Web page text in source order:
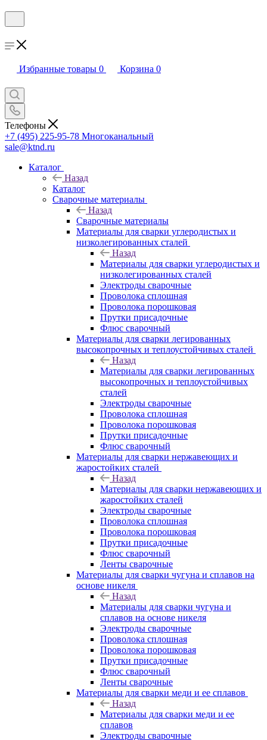
Избранные товары 0 Корзина 0
Телефоны
+7 (495) 225-95-78 Многоканальный
sale@ktnd.ru
Каталог
Назад
Каталог
Сварочные материалы
Назад
Сварочные материалы
Материалы для сварки углеродистых и
низколегированных сталей
Назад
Материалы для сварки углеродистых и
низколегированных сталей
Электроды сварочные
Проволока сплошная
Проволока порошковая
Прутки присадочные
Флюс сварочный
Материалы для сварки легированных
высокопрочных и теплоустойчивых сталей
Назад
Материалы для сварки легированных
высокопрочных и теплоустойчивых
сталей
Электроды сварочные
Проволока сплошная
Проволока порошковая
Прутки присадочные
Флюс сварочный
Материалы для сварки нержавеющих и
жаростойких сталей
Назад
Материалы для сварки нержавеющих и
жаростойких сталей
Электроды сварочные
Проволока сплошная
Проволока порошковая
Прутки присадочные
Флюс сварочный
Ленты сварочные
Материалы для сварки чугуна и сплавов на
основе никеля
Назад
Материалы для сварки чугуна и
сплавов на основе никеля
Электроды сварочные
Проволока сплошная
Проволока порошковая
Прутки присадочные
Флюс сварочный
Ленты сварочные
Материалы для сварки меди и ее сплавов
Назад
Материалы для сварки меди и ее
сплавов
Электроды сварочные